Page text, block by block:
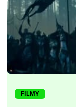
FILMY